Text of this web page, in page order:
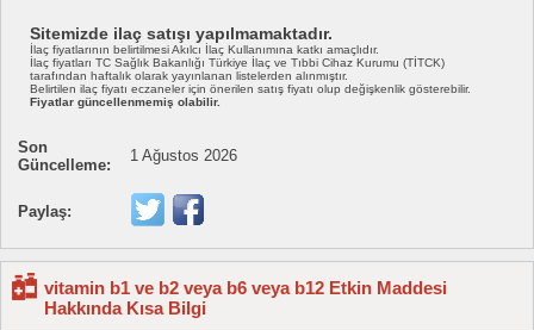
Sitemizde ilaç satışı yapılmamaktadır.
İlaç fiyatlarının belirtilmesi Akılcı İlaç Kullanımına katkı amaçlıdır.
İlaç fiyatları TC Sağlık Bakanlığı Türkiye İlaç ve Tıbbi Cihaz Kurumu (TİTCK)
tarafından haftalık olarak yayınlanan listelerden alınmıştır.
Belirtilen ilaç fiyatı eczaneler için önerilen satış fiyatı olup değişkenlik gösterebilir.
Fiyatlar güncellenmemiş olabilir.
Son
Güncelleme:
1 Ağustos 2026
Paylaş:
vitamin b1 ve b2 veya b6 veya b12 Etkin Maddesi
Hakkında Kısa Bilgi